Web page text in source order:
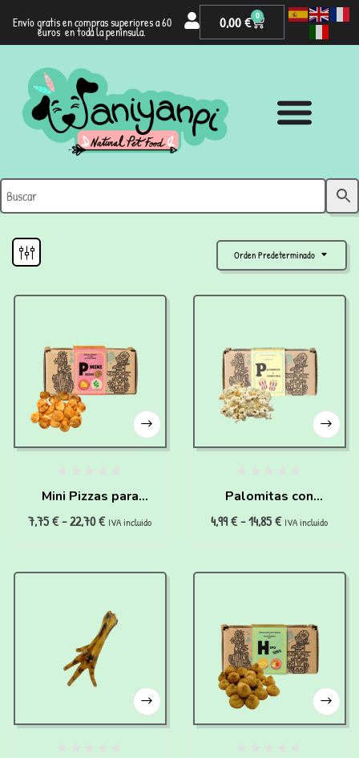
Envío gratis en compras superiores a 60
euros en toda la península.
0,00€ 0
Orden Predeterminado
Mini Pizzas para
perros (150g)
7,75€-22,70€ IVA incluido
Palomitas con
cúrcuma para perros
4,99€-14,85€ IVA incluido